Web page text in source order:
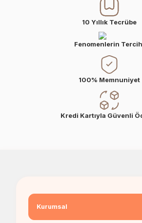
10 Yıllık Tecrübe
Fenomenlerin
100% Memnuniyet
Kredi Kartıyla Güvenli
Kurumsal